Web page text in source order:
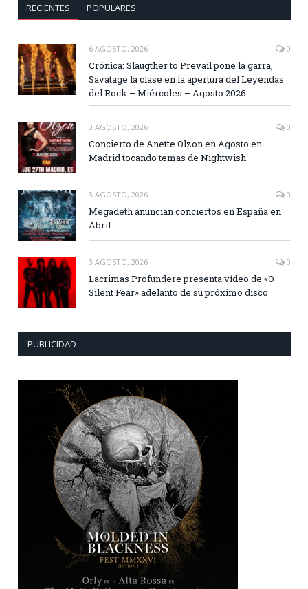
RECIENTES POPULARES
6 AGOSTO, 2026 0
Crónica: Slaugther to Prevail pone la garra,
Savatage la clase en la apertura del Leyendas
del Rock – Miércoles – Agosto 2026
3 AGOSTO, 2026 0
Concierto de Anette Olzon en Agosto en
Madrid tocando temas de Nightwish
3 AGOSTO, 2026 0
Megadeth anuncian conciertos en España en
Abril
3 AGOSTO, 2026 0
Lacrimas Profundere presenta vídeo de «O
Silent Fear» adelanto de su próximo disco
PUBLICIDAD